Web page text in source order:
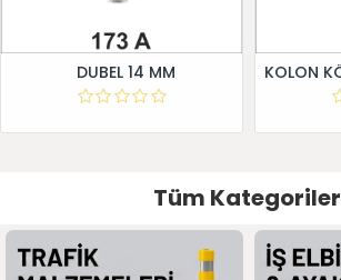
DUBEL 14 MM
Tüm Kategoriler